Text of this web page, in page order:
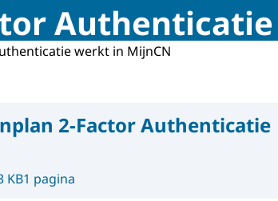
werkt in MijnCN
2-Factor Authenticatie
KB1 pagina